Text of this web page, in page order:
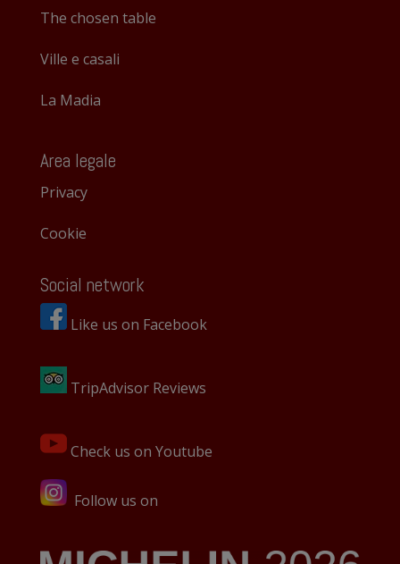
The chosen table
Ville e casali
La Madia
Area legale
Privacy
Cookie
Social network
Like us on Facebook
TripAdvisor Reviews
Check us on Youtube
Follow us on